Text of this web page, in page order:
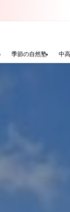
季節の自然塾 中